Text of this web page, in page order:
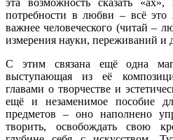
потребности в любви – всё
важнее человеческого (читай –
измерения науки, переживаний и
С этим связана ещё одна
выступающая из её
главами о творчестве и
ещё и незаменимое пособие
предметов – оно наполнено
творить, освобождать свою